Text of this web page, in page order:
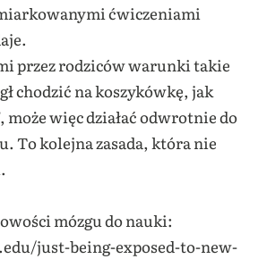
ćwiczeniami
przez rodziców warunki takie
chodzić na koszykówkę, jak
może więc działać odwrotnie do
To kolejna zasada, która nie
mózgu do nauki:
just-being-exposed-to-new-